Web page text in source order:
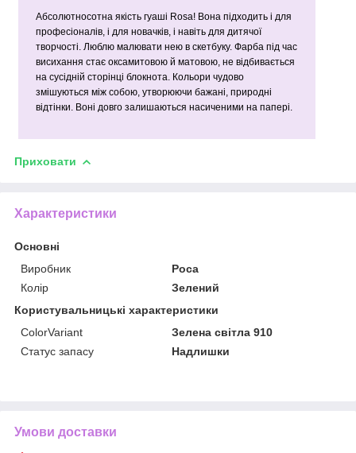
Абсолютносотна якість гуаші Rosa! Вона підходить і для
професіоналів, і для новачків, і навіть для дитячої
творчості. Люблю малювати нею в скетбуку. Фарба під час
висихання стає оксамитовою й матовою, не відбивається
на сусідній сторінці блокнота. Кольори чудово
змішуються між собою, утворюючи бажані, природні
відтінки. Воні довго залишаються насиченими на папері.
Приховати
Характеристики
Основні
Виробник
Роса
Колір
Зелений
Користувальницькі характеристики
ColorVariant
Зелена світла 910
Статус запасу
Надлишки
Умови доставки